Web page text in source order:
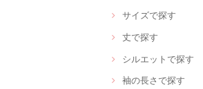
サイズで探す
丈で探す
シルエットで探す
袖の長さで探す